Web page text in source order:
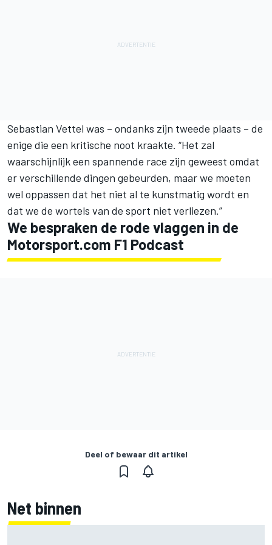
Sebastian Vettel was – ondanks zijn tweede plaats – de
enige die een kritische noot kraakte. “Het zal
waarschijnlijk een spannende race zijn geweest omdat
er verschillende dingen gebeurden, maar we moeten
wel oppassen dat het niet al te kunstmatig wordt en
dat we de wortels van de sport niet verliezen.”
We bespraken de rode vlaggen in de
Motorsport.com F1 Podcast
Deel of bewaar dit artikel
Net binnen